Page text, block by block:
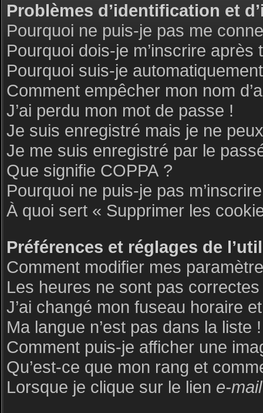
Problèmes d’identification et
Pourquoi ne puis-je pas me
Pourquoi dois-je m’inscrire après
Pourquoi suis-je
Comment empêcher mon nom
J’ai perdu mon mot de passe !
Je suis enregistré mais je ne
Je me suis enregistré par le
Que signifie COPPA ?
Pourquoi ne puis-je pas
À quoi sert « Supprimer les
Préférences et réglages de
Comment modifier mes
Les heures ne sont pas correctes
J’ai changé mon fuseau horaire
Ma langue n’est pas dans la liste !
Comment puis-je afficher une
Qu’est-ce que mon rang et
Lorsque je clique sur le lien e-mail